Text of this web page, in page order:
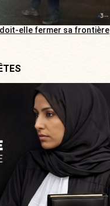
doit-elle fermer sa frontière